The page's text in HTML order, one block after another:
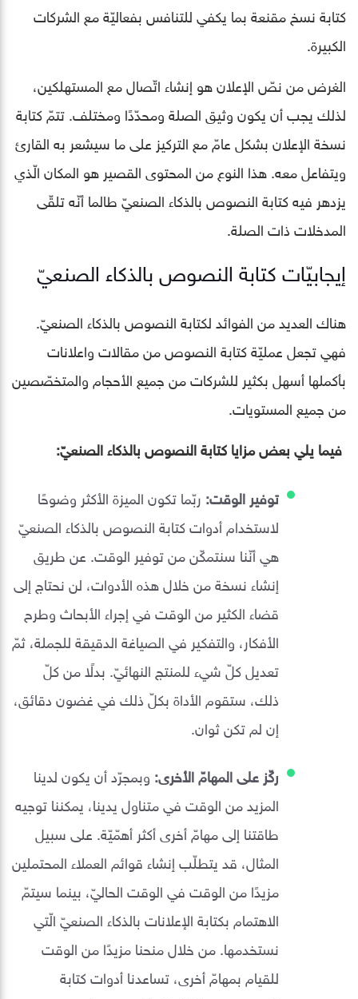
كتابة نسخ مقنعة بما يكفي للتنافس بفعاليّة مع الشركات
الكبيرة.
الغرض من نصّ الإعلان هو إنشاء اتّصال مع المستهلكين،
لذلك يجب أن يكون وثيق الصلة ومحدّدًا ومختلف. تتمّ كتابة
نسخة الإعلان بشكل عامّ مع التركيز على ما سيشعر به القارئ
ويتفاعل معه. هذا النوع من المحتوى القصير هو المكان الّذي
يزدهر فيه كتابة النصوص بالذكاء الصنعيّ طالما أنّه تلقّى
المدخلات ذات الصلة.
إيجابيّات كتابة النصوص بالذكاء الصنعيّ
هناك العديد من الفوائد لكتابة النصوص بالذكاء الصنعيّ.
فهي تجعل عمليّة كتابة النصوص من مقالات واعلانات
بأكملها أسهل بكثير للشركات من جميع الأحجام والمتخصّصين
من جميع المستويات.
فيما يلي بعض مزايا كتابة النصوص بالذكاء الصنعيّ:
توفير الوقت: ربّما تكون الميزة الأكثر وضوحًا
لاستخدام أدوات كتابة النصوص بالذكاء الصنعيّ
هي أنّنا سنتمكّن من توفير الوقت. عن طريق
إنشاء نسخة من خلال هذه الأدوات، لن نحتاج إلى
قضاء الكثير من الوقت في إجراء الأبحاث وطرح
الأفكار، والتفكير في الصياغة الدقيقة للجملة، ثمّ
تعديل كلّ شيء للمنتج النهائيّ. بدلًا من كلّ
ذلك، ستقوم الأداة بكلّ ذلك في غضون دقائق،
إن لم تكن ثوان.
ركّز على المهامّ الأخرى: وبمجرّد أن يكون لدينا
المزيد من الوقت في متناول يدينا، يمكننا توجيه
طاقتنا إلى مهامّ أخرى أكثر أهمّيّة. على سبيل
المثال، قد يتطلّب إنشاء قوائم العملاء المحتملين
مزيدًا من الوقت في الوقت الحاليّ، بينما سيتمّ
الاهتمام بكتابة الإعلانات بالذكاء الصنعيّ الّتي
نستخدمها. من خلال منحنا مزيدًا من الوقت
للقيام بمهامّ أخرى، تساعدنا أدوات كتابة